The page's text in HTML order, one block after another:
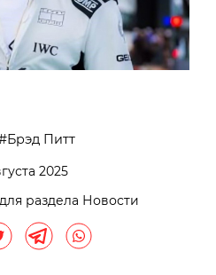
Брэд Питт
2025
раздела Новости